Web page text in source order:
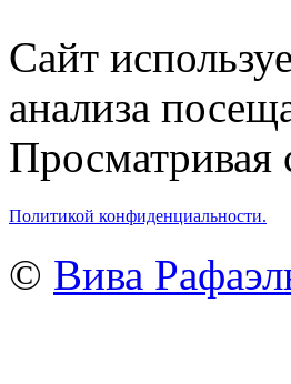
Сайт
анализа
Просматривая
Политикой конфиденциальности.
© Вива